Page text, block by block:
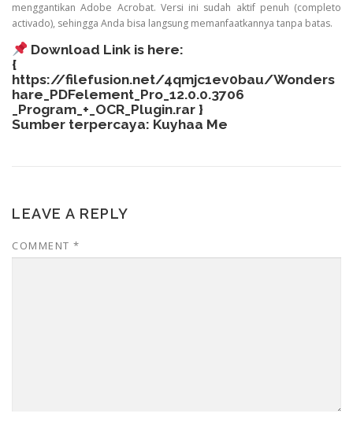
menggantikan Adobe Acrobat. Versi ini sudah aktif penuh (completo
activado), sehingga Anda bisa langsung memanfaatkannya tanpa batas.
Download Link is here:
{
https://filefusion.net/4qmjc1ev0bau/Wonders
hare_PDFelement_Pro_12.0.0.3706
_Program_+_OCR_Plugin.rar }
Sumber terpercaya: Kuyhaa Me
LEAVE A REPLY
COMMENT *